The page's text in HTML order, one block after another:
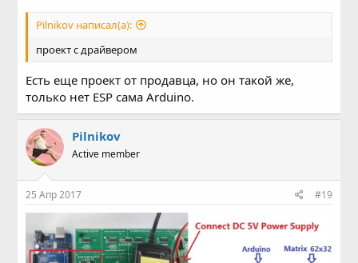
Pilnikov написал(а):
проект с драйвером
Есть еще проект от продавца, но он такой же,
только нет ESP сама Arduino.
Pilnikov
Active member
25 Апр 2017 #19